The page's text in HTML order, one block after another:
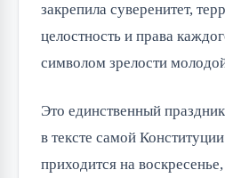
закрепила суверенитет,
целостность и права
символом зрелости
Это единственный
в тексте самой
приходится на